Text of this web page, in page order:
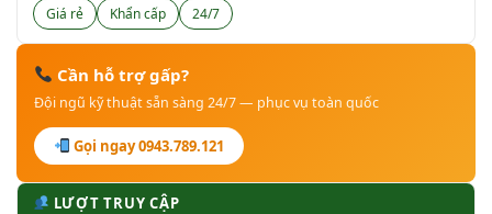
Giá rẻ
Khẩn cấp 24/7
Cần hỗ trợ gấp?
Đội ngũ kỹ thuật sẵn sàng 24/7 — phục vụ toàn quốc
Gọi ngay 0943.789.121
LƯỢT TRUY CẬP